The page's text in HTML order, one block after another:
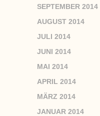
SEPTEMBER 2014
AUGUST 2014
JULI 2014
JUNI 2014
MAI 2014
APRIL 2014
MÄRZ 2014
JANUAR 2014